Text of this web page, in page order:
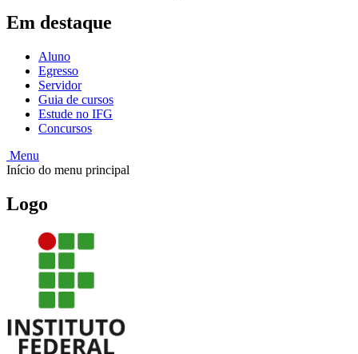
Em destaque
Aluno
Egresso
Servidor
Guia de cursos
Estude no IFG
Concursos
Menu
Início do menu principal
Logo